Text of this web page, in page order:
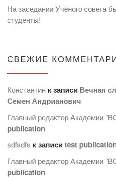
На заседании Учёного совета
студенты!
СВЕЖИЕ
Константин к записи Вечная
Семен Андрианович
Главный редактор Академии
publication
sdfsdfs к записиtest
Главный редактор Академии
publication